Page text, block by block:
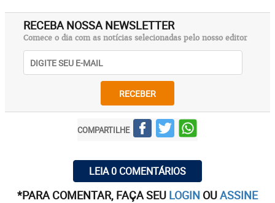
RECEBA NOSSA NEWSLETTER
Comece o dia com as notícias selecionadas pelo nosso editor
RECEBER
COMPARTILHE
LEIA 0 COMENTÁRIOS
*PARA COMENTAR, FAÇA SEU LOGIN OUASSINE